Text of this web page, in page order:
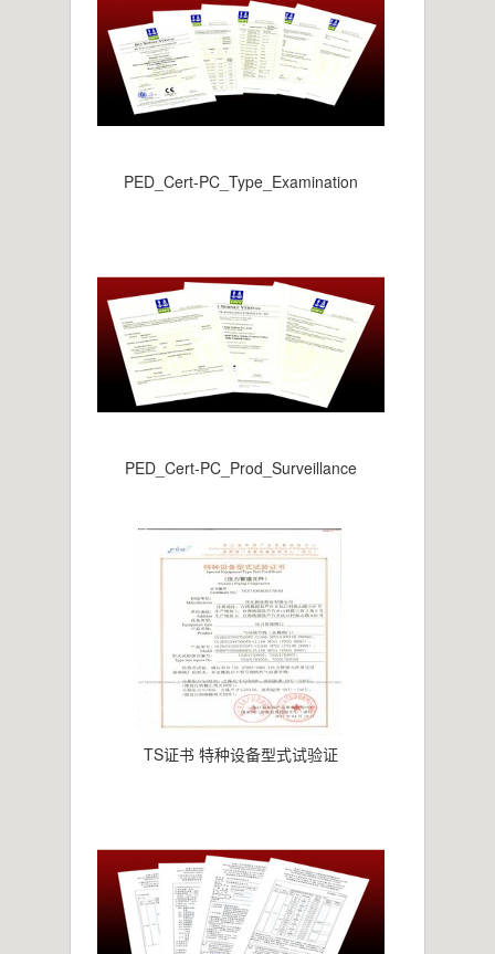
PED_Cert-PC_Type_Examination
PED_Cert-PC_Prod_Surveillance
TS证书 特种设备型式试验证